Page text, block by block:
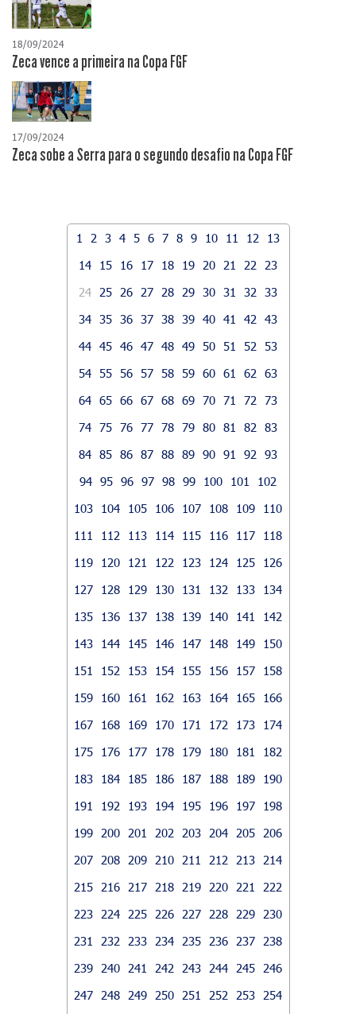
18/09/2024
Zeca vence a primeira na Copa FGF
17/09/2024
Zeca sobe a Serra para o segundo desafio na Copa FGF
1 2 3 4 5 6 7 8 9 10 11 12
13
14
15 16 17 18 19 20 21 22
23
24
25 26 27 28 29 30 31 32
33
34 35 36 37 38 39 40 41 42
43
44 45 46 47 48 49 50 51 52
53
54 55 56 57 58 59 60 61 62
63
64 65 66 67 68 69 70 71 72
73
74 75 76 77 78 79 80 81 82
83
84 85 86 87 88 89 90 91 92
93
94 95 96 97 98 99 100 101
102
103
104 105 106 107 108 109
110
111
112 113 114 115 116 117
118
119
120 121 122 123 124 125
126
127
128 129 130 131 132 133
134
135
136 137 138 139 140 141
142
143
144 145 146 147 148 149
150
151
152 153 154 155 156 157
158
159
160 161 162 163 164 165
166
167
168 169 170 171 172 173
174
175
176 177 178 179 180 181
182
183
184 185 186 187 188 189
190
191
192 193 194 195 196 197
198
199
200 201 202 203 204 205
206
207
208 209 210 211 212 213
214
215
216 217 218 219 220 221
222
223
224 225 226 227 228 229
230
231
232 233 234 235 236 237
238
239
240 241 242 243 244 245
246
247
248 249 250 251 252 253
254